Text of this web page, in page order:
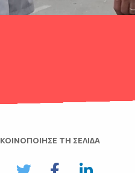
ΚΟΙΝΟΠΟΙΗΣΕ ΤΗ ΣΕΛΙΔΑ